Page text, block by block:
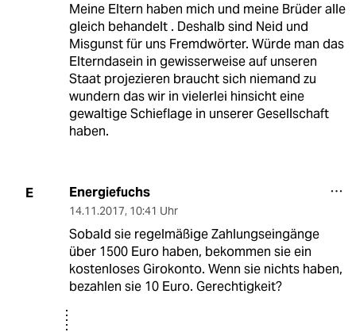
Meine Eltern haben mich und meine Brüder alle
gleich behandelt . Deshalb sind Neid und
Misgunst für uns Fremdwörter. Würde man das
Elterndasein in gewisserweise auf unseren
Staat projezieren braucht sich niemand zu
wundern das wir in vielerlei hinsicht eine
gewaltige Schieflage in unserer Gesellschaft
haben.
E Energiefuchs
14.11.2017, 10:41 Uhr
Sobald sie regelmäßige Zahlungseingänge
über 1500 Euro haben, bekommen sie ein
kostenloses Girokonto. Wenn sie nichts haben,
bezahlen sie 10 Euro. Gerechtigkeit?